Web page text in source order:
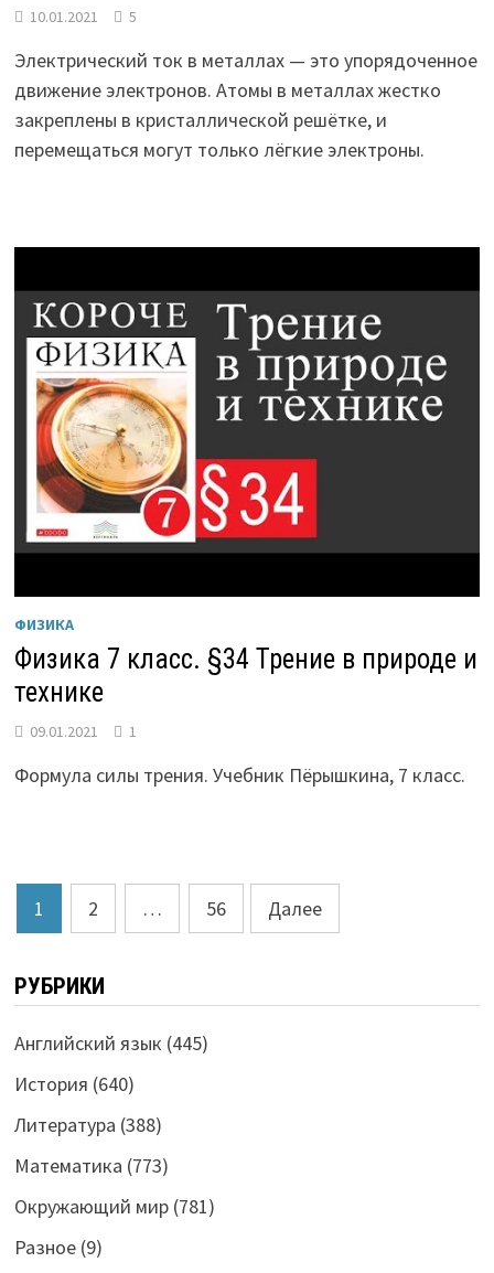
10.01.2021 5
Электрический ток в металлах — это упорядоченное
движение электронов. Атомы в металлах жестко
закреплены в кристаллической решётке, и
перемещаться могут только лёгкие электроны.
ФИЗИКА
Физика 7 класс. §34 Трение в природе и
технике
09.01.2021 1
Формула силы трения. Учебник Пёрышкина, 7 класс.
Пагинация
записей
1 2 … 56 Далее
РУБРИКИ
Английский язык (445)
История (640)
Литература (388)
Математика (773)
Окружающий мир(781)
Разное(9)